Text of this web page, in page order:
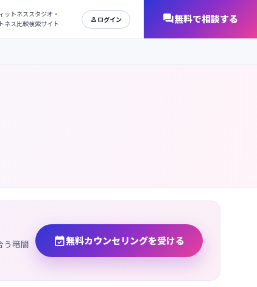
日本最大級、フィットネススタジオ・
オンラインフィットネス比較検索サイト
う暗闇
無料カウンセリングを受ける